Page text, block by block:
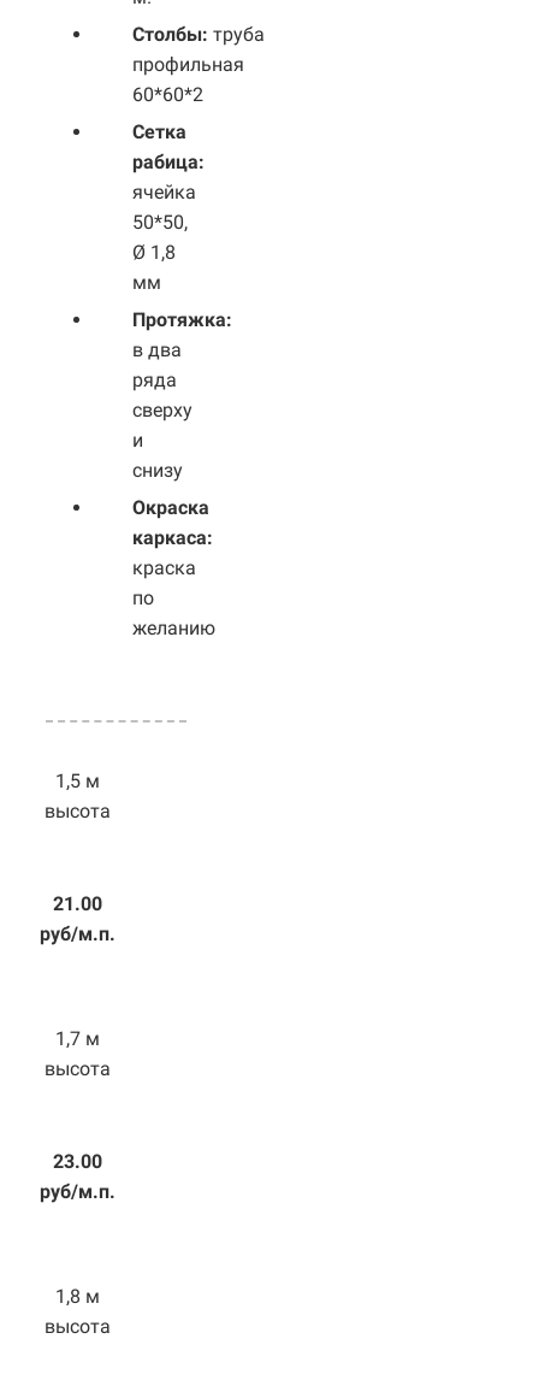
Столбы: труба
профильная
60*60*2
Сетка
рабица:
ячейка
50*50,
Ø 1,8
мм
Протяжка:
в два
ряда
сверху
и
снизу
Окраска
каркаса:
краска
по
желанию
1,5 м
высота
21.00
руб/м.п.
1,7 м
высота
23.00
руб/м.п.
1,8 м
высота